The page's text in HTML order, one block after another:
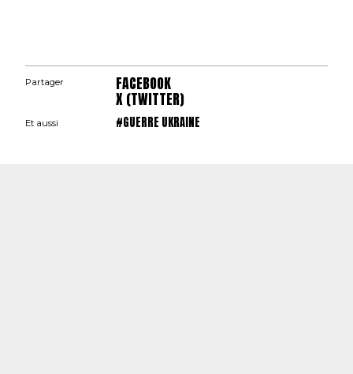
Partager FACEBOOK
X (TWITTER)
Et aussi #GUERRE UKRAINE